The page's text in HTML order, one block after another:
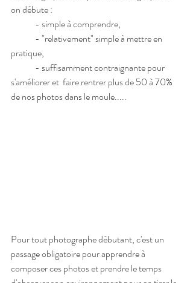
on débute :
	- simple à comprendre,
pratique,
s'améliorer et  faire rentrer plus de 50 à 70%
de nos photos dans le moule.....
Pour tout photographe débutant, c'est un
passage obligatoire pour apprendre à
composer ces photos et prendre le temps